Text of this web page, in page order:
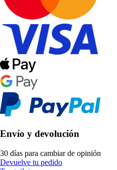
Envío y devolución
30 días para cambiar de opinión
Devuelve tu pedido